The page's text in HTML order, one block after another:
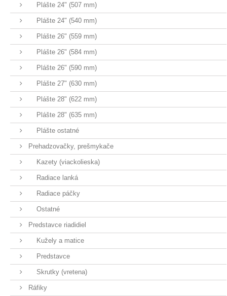
Plášte 24" (507 mm)
Plášte 24" (540 mm)
Plášte 26" (559 mm)
Plášte 26" (584 mm)
Plášte 26" (590 mm)
Plášte 27" (630 mm)
Plášte 28" (622 mm)
Plášte 28" (635 mm)
Plášte ostatné
Prehadzovačky, prešmykače
Kazety (viackolieska)
Radiace lanká
Radiace páčky
Ostatné
Predstavce riadidiel
Kužely a matice
Predstavce
Skrutky (vretena)
Ráfiky